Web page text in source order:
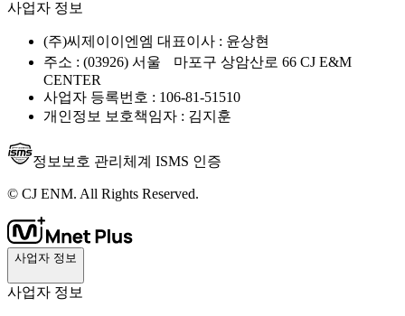
사업자 정보
(주)씨제이이엔엠 대표이사 : 윤상현
주소 : (03926) 서울 마포구 상암산로 66 CJ E&M
CENTER
사업자 등록번호 : 106-81-51510
개인정보 보호책임자 : 김지훈
정보보호 관리체계 ISMS 인증
© CJ ENM. All Rights Reserved.
사업자 정보
사업자 정보